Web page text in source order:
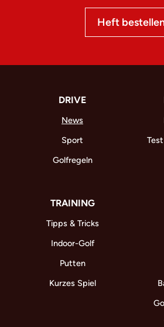
Heft
DRIVE
News
Sport
Golfregeln
TRAINING
Tipps & Tricks
Indoor-Golf
Putten
Kurzes Spiel